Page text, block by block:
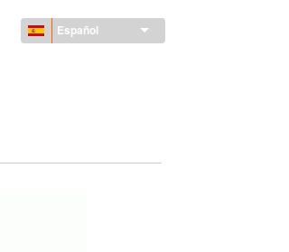
Español